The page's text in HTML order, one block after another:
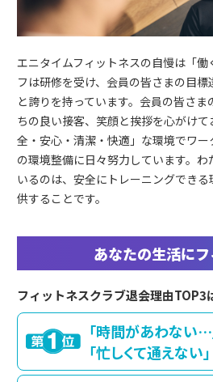
エニタイムフィットネスの自慢は「働
フは研修を受け、会員の皆さまの目
と誇りを持っています。会員の皆さ
ちの良い接客、笑顔と挨拶を心がけ
全・安心・清潔・快適」な環境でワ
の環境整備に日々努力しています。
いるのは、安全にトレーニングでき
供することです。
あなたの生活にフ
フィットネスクラブ退会理由TOP3
「時間があわない…
「忙しくて通えない」